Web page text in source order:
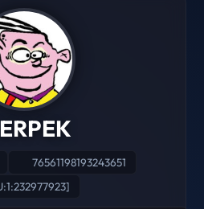
76561198193243651